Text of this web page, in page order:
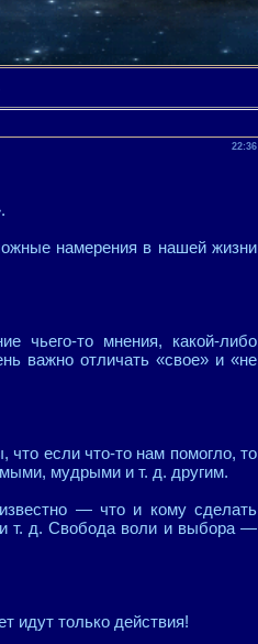
22:36
намерения в нашей жизни
чьего-то мнения, какой-либо
важно отличать «свое» и «не
если что-то нам помогло, то
мудрыми и т. д. другим.
— что и кому сделать
и т. д. Свобода воли и выбора —
идут только действия!